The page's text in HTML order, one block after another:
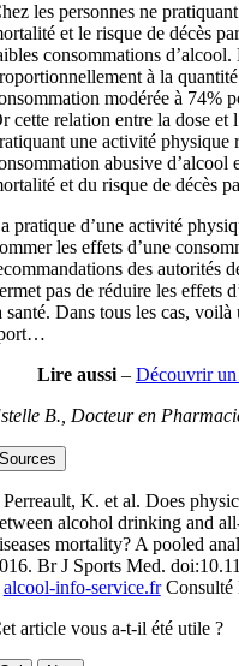
les personnes ne
et le risque de décès
consommations
à la
modérée à 74%
cette relation entre la dose et
une activité physique
abusive d’alcool
et du risque de décès
pratique d’une activité
les effets d’une
des autorités
pas de réduire les effets
santé. Dans tous les cas,
Lire aussi– Découvrir
B., Docteur en
K. et al. Does
alcohol drinking and
mortality? A pooled
Br J Sports Med.
alcool-info-service.frConsulté
article vous a-t-il été utile ?